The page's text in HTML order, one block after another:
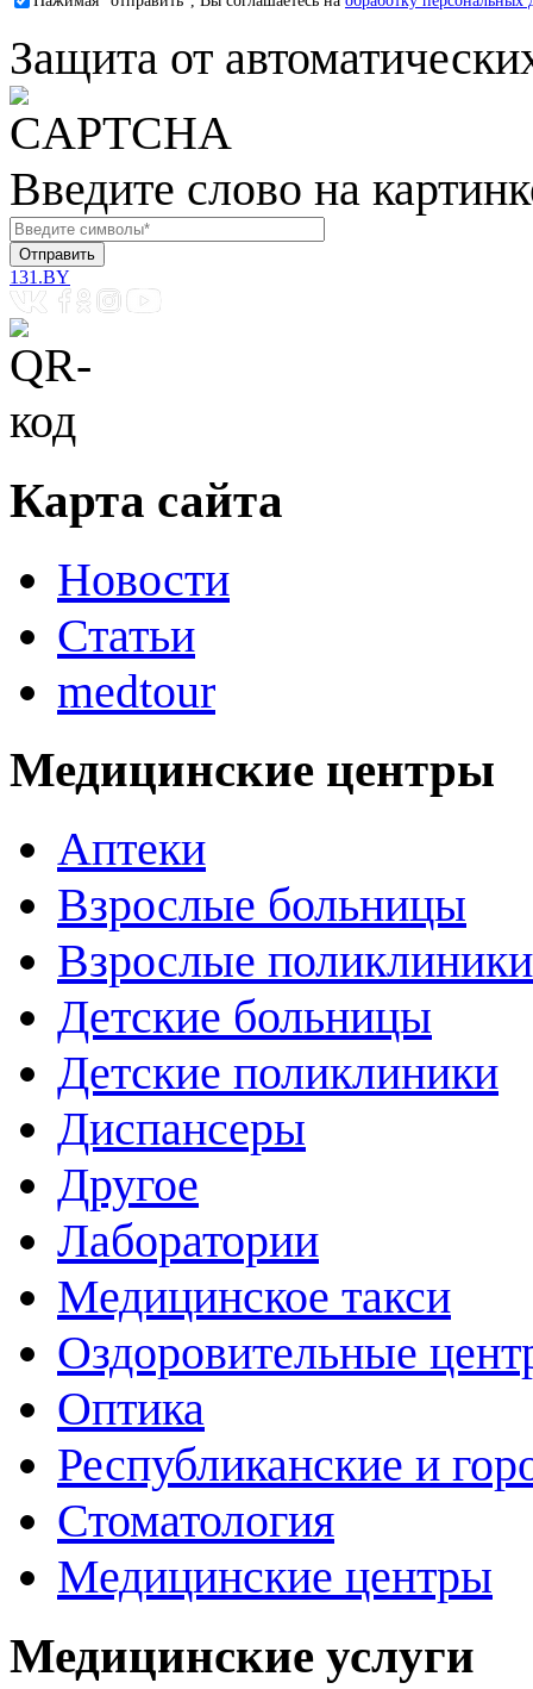
Защита от
Введите слово на
131.BY
Карта сайта
Новости
Статьи
medtour
Медицинские центры
Аптеки
Взрослые больницы
Взрослые поликлиники
Детские больницы
Детские поликлиники
Диспансеры
Другое
Лаборатории
Медицинское такси
Оздоровительные
Оптика
Республиканские и
Стоматология
Медицинские центры
Медицинские услуги